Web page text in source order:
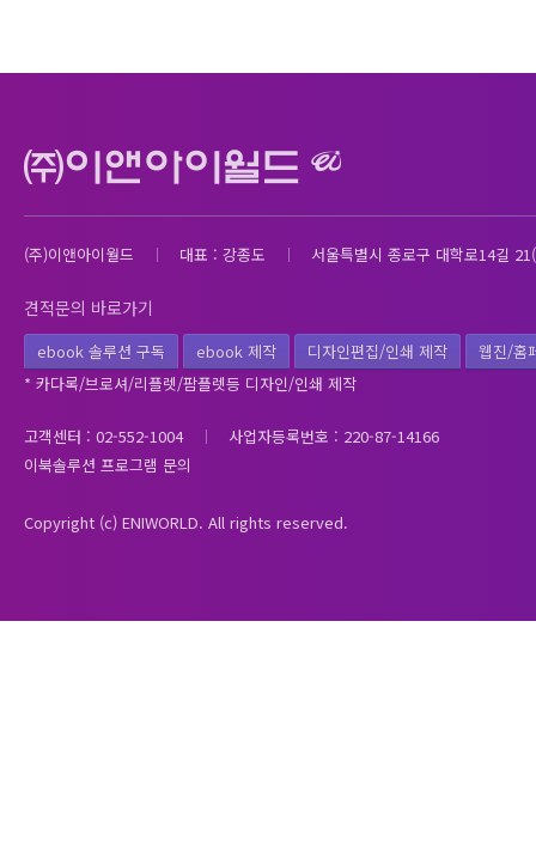
(주)이앤아이월드 대표 : 강종도 서울특별시 종로구 대학로14길
견적문의 바로가기
ebook 솔루션 구독 ebook 제작 디자인편집/인쇄 제작
웹진/홈
* 카다록/브로셔/리플렛/팜플렛등 디자인/인쇄 제작
고객센터 : 02-552-1004
사업자등록번호 : 220-87-14166
이북솔루션 프로그램 문의
Copyright (c) ENIWORLD. All rights reserved.